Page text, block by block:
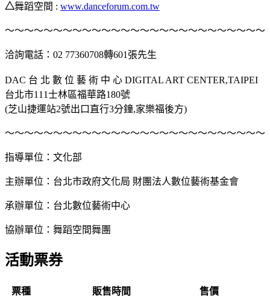
△舞蹈空間 : www.danceforum.com.tw
～～～～～～～～～～～～～～～～～～～～～～～～～～～
洽詢電話：02 77360708轉601張先生
DAC 台 北 數 位 藝 術 中 心 DIGITAL ART CENTER,TAIPEI
台北市111士林區福華路180號
(芝山捷運站2號出口直行3分鐘,家樂福後方)
～～～～～～～～～～～～～～～～～～～～～～～～～～～
指導單位：文化部
主辦單位：台北市政府文化局 財團法人數位藝術基金會
承辦單位：台北數位藝術中心
協辦單位：舞蹈空間舞團
活動票券
票種 販售時間 售價